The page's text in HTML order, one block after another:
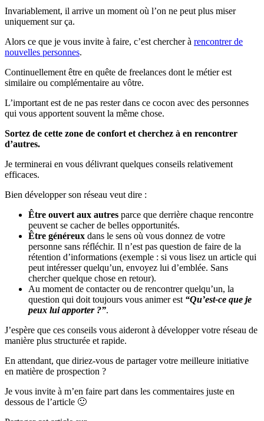
Invariablement, il arrive un moment où l’on ne peut plus miser
uniquement sur ça.
Alors ce que je vous invite à faire, c’est chercher à rencontrer de
nouvelles personnes.
Continuellement être en quête de freelances dont le métier est
similaire ou complémentaire au vôtre.
L’important est de ne pas rester dans ce cocon avec des personnes
qui vous apportent souvent la même chose.
Sortez de cette zone de confort et cherchez à en rencontrer
d’autres.
Je terminerai en vous délivrant quelques conseils relativement
efficaces.
Bien développer son réseau veut dire :
Être ouvert aux autres parce que derrière chaque rencontre
peuvent se cacher de belles opportunités.
Être généreux dans le sens où vous donnez de votre
personne sans réfléchir. Il n’est pas question de faire de la
rétention d’informations (exemple : si vous lisez un article qui
peut intéresser quelqu’un, envoyez lui d’emblée. Sans
chercher quelque chose en retour).
Au moment de contacter ou de rencontrer quelqu’un, la
question qui doit toujours vous animer est “Qu’est-ce que je
peux lui apporter ?”.
J’espère que ces conseils vous aideront à développer votre réseau de
manière plus structurée et rapide.
En attendant, que diriez-vous de partager votre meilleure initiative
en matière de prospection ?
Je vous invite à m’en faire part dans les commentaires juste en
dessous de l’article 🙂